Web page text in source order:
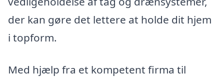
der kan gøre det lettere at holde dit hjem
i topform.
Med hjælp fra et kompetent firma til